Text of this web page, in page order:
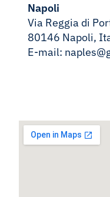
Napoli
Via Reggia di
80146 Napoli,
E-mail: